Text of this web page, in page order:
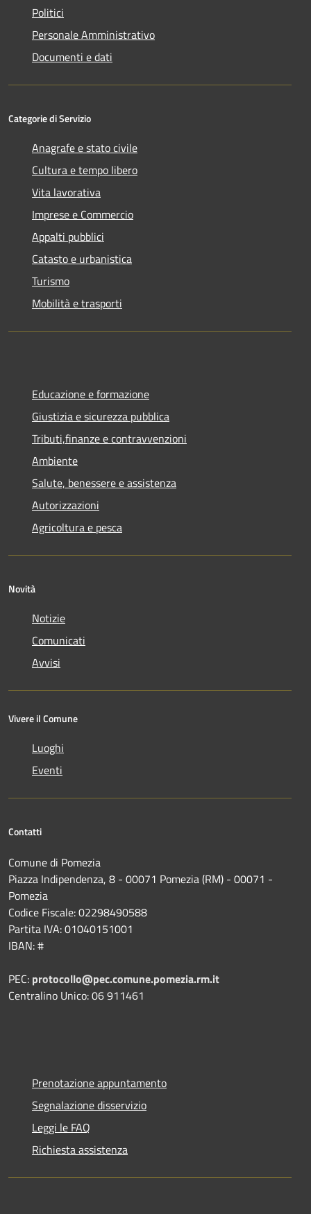
Politici
Personale Amministrativo
Documenti e dati
Categorie di Servizio
Anagrafe e stato civile
Cultura e tempo libero
Vita lavorativa
Imprese e Commercio
Appalti pubblici
Catasto e urbanistica
Turismo
Mobilità e trasporti
Educazione e formazione
Giustizia e sicurezza pubblica
Tributi,finanze e contravvenzioni
Ambiente
Salute, benessere e assistenza
Autorizzazioni
Agricoltura e pesca
Novità
Notizie
Comunicati
Avvisi
Vivere il Comune
Luoghi
Eventi
Contatti
Comune di Pomezia
Piazza Indipendenza, 8 - 00071 Pomezia (RM) - 00071 -
Pomezia
Codice Fiscale: 02298490588
Partita IVA: 01040151001
IBAN: #
PEC: protocollo@pec.comune.pomezia.rm.it
Centralino Unico: 06 911461
Prenotazione appuntamento
Segnalazione disservizio
Leggi le FAQ
Richiesta assistenza